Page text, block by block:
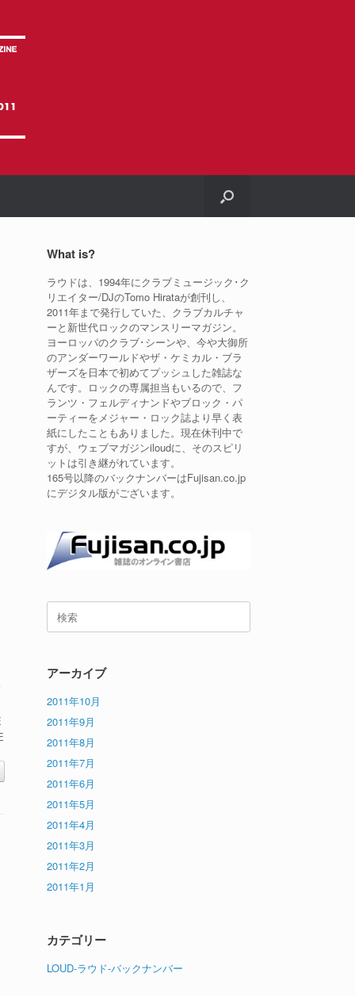
What is?
ラウドは、1994年にクラブミュージック･ク
リエイター/DJのTomo Hirataが創刊し、
2011年まで発行していた、クラブカルチャ
ーと新世代ロックのマンスリーマガジン。
ヨーロッパのクラブ･シーンや、今や大御所
のアンダーワールドやザ・ケミカル・ブラ
ザーズを日本で初めてプッシュした雑誌な
んです。ロックの専属担当もいるので、フ
ランツ・フェルディナンドやブロック・パ
ーティーをメジャー・ロック誌より早く表
紙にしたこともありました。現在休刊中で
すが、ウェブマガジンiloudに、そのスピリ
ットは引き継がれています。
165号以降のバックナンバーはFujisan.co.jp
にデジタル版がございます。
アーカイブ
2011年10月
2011年9月
2011年8月
2011年7月
2011年6月
2011年5月
2011年4月
2011年3月
2011年2月
2011年1月
カテゴリー
LOUD-ラウド-バックナンバー